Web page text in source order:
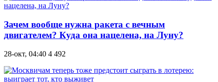
Зачем вообще нужна ракета с вечным
двигателем? Куда она нацелена, на Луну?
28-окт, 04:40 4 492